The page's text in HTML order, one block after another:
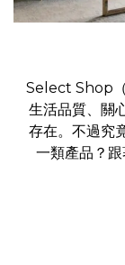
Select Shop
生活品質、關
存在。不過究
一類產品？